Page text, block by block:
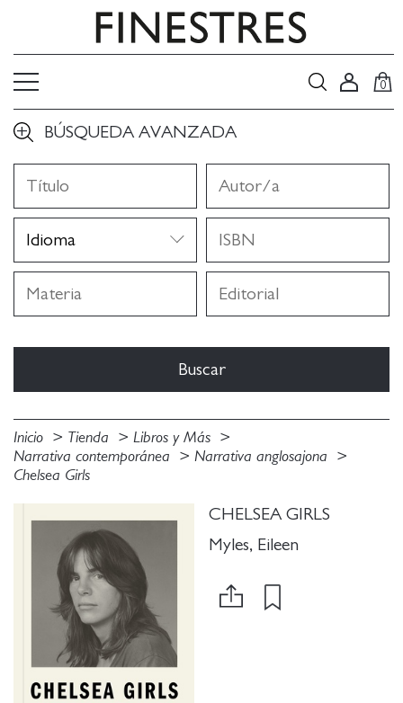
0
BÚSQUEDA AVANZADA
Inicio Tienda
Libros y Más
Narrativa contemporánea
Narrativa anglosajona
Chelsea Girls
CHELSEA GIRLS
Myles, Eileen